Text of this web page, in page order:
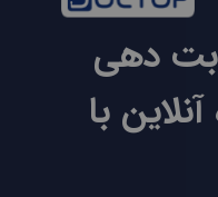
دهی
با